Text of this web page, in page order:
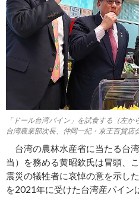
「ドール台湾パイン」を試食する（左
台湾農業部次長、仲岡一紀・京王百貨店
台湾の農林水産省に当たる台
当）を務める黄昭欽氏は冒頭、
震災の犠牲者に哀悼の意を示し
を2021年に受けた台湾産パイン